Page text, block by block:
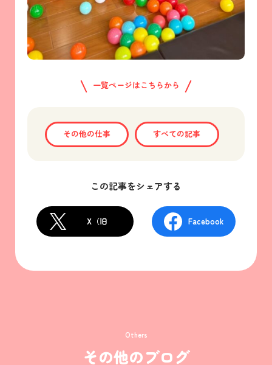
一覧ページはこちらから
その他の仕事 すべての記事
この記事をシェアする
X（旧 Facebook
Others
その他のブログ